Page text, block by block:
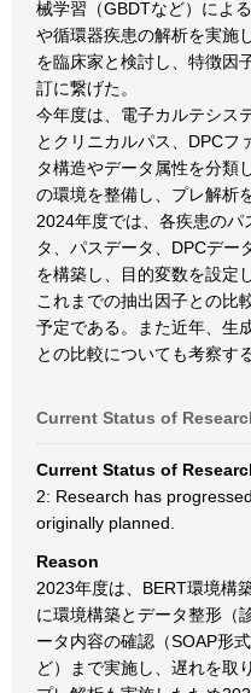
械学習（GBDTなど）によ
や循環器疾患の解析を実施
を臨床家と検討し、特徴因
訂に繋げた。
今年度は、電子カルテシス
とクリニカルパス、DPCフ
タ構造やデータ属性を分類
の環境を整備し、プレ解析
2024年度では、各疾患の
タ、パスデータ、DPCデー
を構築し、目的変数を設定
これまでの抽出因子との比
予定である。また近年、生
との比較についても考察す
Current Status of
Current Status of
2: Research has
originally planned.
Reason
2023年度は、BERT環境構
に環境構築とデータ整形（
ータ内容の確認（SOAP形
ど）まで実施し、遅れを取